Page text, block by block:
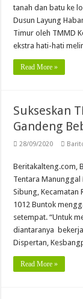
tanah dan batu ke
Dusun Layung
Timur oleh TMMD
ekstra hati-hati
Read More »
Sukseskan
Gandeng
28/09/2020
Beritakalteng.com,
Tentara Manunggal
Sibung, Kecamatan
1012 Buntok
setempat. “Untuk
diantaranya
Dispertan,
Read More »